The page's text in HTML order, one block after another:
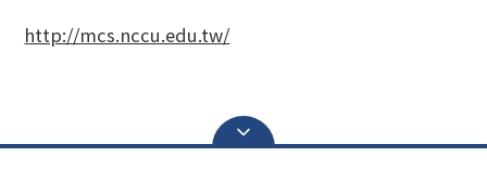
http://mcs.nccu.edu.tw/